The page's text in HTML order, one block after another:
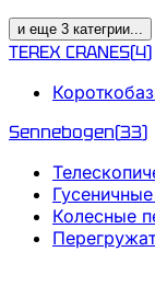
и еще 3 категрии...
TEREX CRANES(4)
Sennebogen(33)
Колесные